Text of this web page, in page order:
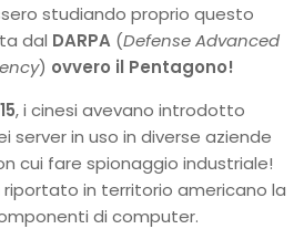
studiando proprio questo
dal DARPA (Defense Advanced
) ovvero il Pentagono!
, i cinesi avevano introdotto
server in uso in diverse aziende
cui fare spionaggio industriale!
riportato in territorio americano la
di computer.